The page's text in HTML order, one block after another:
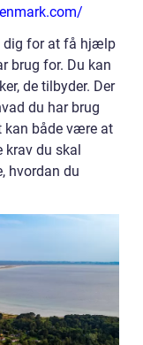
dig for at få hjælp
brug for. Du kan
de tilbyder. Der
du har brug
kan både være at
krav du skal
hvordan du